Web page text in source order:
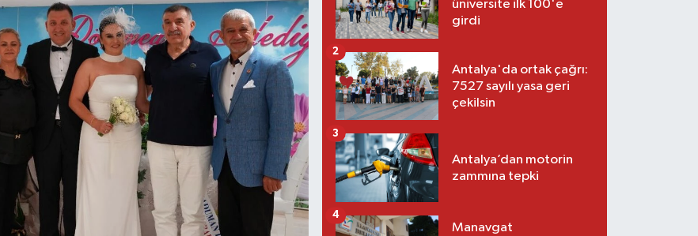
üniversite ilk 100'e
girdi
Antalya'da ortak çağrı:
7527 sayılı yasa geri
çekilsin
2
Antalya’dan motorin
zammına tepki
3
Manavgat
4